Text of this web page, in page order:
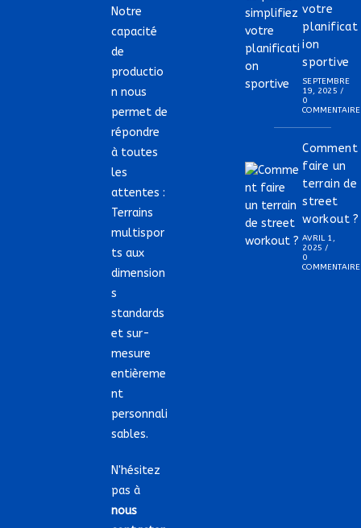
Notre
capacité
de
productio
n nous
permet de
répondre
à toutes
les
attentes :
Terrains
multispor
ts aux
dimension
s
standards
et sur-
mesure
entièreme
nt
personnali
sables.
N'hésitez
pas à
nous
votre
planificat
ion
sportive
SEPTEMBRE
19, 2025 /
0
COMMENTAIRE
Comment
faire un
terrain de
street
workout ?
AVRIL 1,
2025 /
0
COMMENTAIRE